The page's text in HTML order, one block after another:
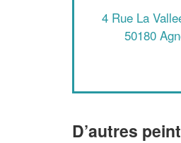
4 Rue La
50180
D’autres